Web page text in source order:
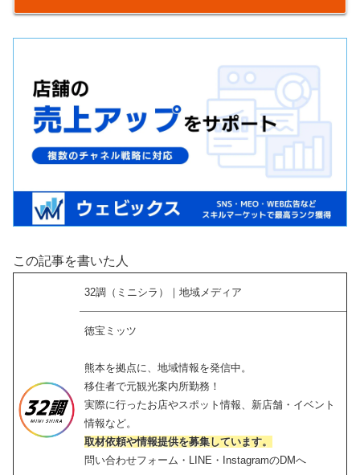
この記事を書いた人
32調（ミニシラ）｜地域メディア
徳宝ミッツ
熊本を拠点に、地域情報を発信中。
移住者で元観光案内所勤務！
実際に行ったお店やスポット情報、新店舗・イベント
情報など。
取材依頼や情報提供を募集しています。
問い合わせフォーム・LINE・InstagramのDMへ